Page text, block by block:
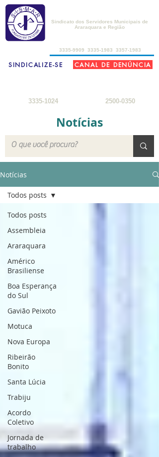
3335-9909
3335-1983 3357-1983
3335-1024
Sindicato dos Servidores Municipais de
Araraquara e Região
SINDICALIZE-SE
2500-0350
CANAL DE DENÚNCIA
Notícias
Notícias
Todos posts
Assembleia
Araraquara
Américo
Brasiliense
Boa Esperança
do Sul
Gavião Peixoto
Motuca
Nova Europa
Ribeirão
Bonito
Santa Lúcia
Trabiju
Acordo
Coletivo
Jornada de
trabalho
Todos posts